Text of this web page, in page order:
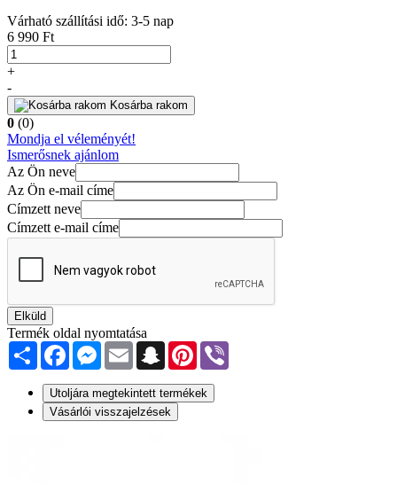
Várható szállítási idő: 3-5 nap
6 990 Ft
+
-
Kosárba rakom
0 (0)
Mondja el véleményét!
Ismerősnek ajánlom
Az Ön neve
Az Ön e-mail címe
Címzett neve
Címzett e-mail címe
Elküld
Termék oldal nyomtatása
Share FacebookMessenger
Email SnapchatPinterest
Utoljára megtekintett termékek
Vásárlói visszajelzések